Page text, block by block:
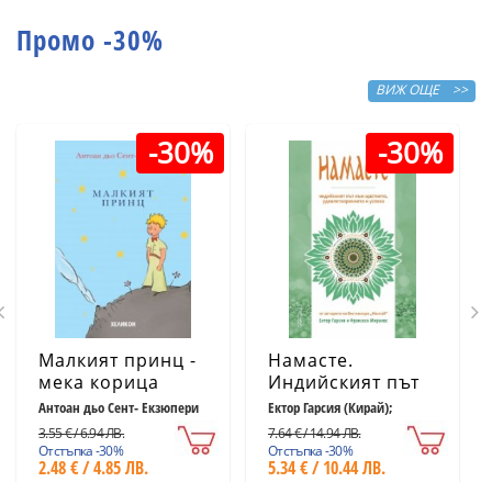
Промо -30%
ВИЖ ОЩЕ >>
-30%
Малкият принц -
мека корица
светлосиня
Антоан дьо Сент- Екзюпери
3.55 € / 6.94 ЛВ.
Отстъпка -30%
2.48 € / 4.85 ЛВ.
-30%
Намасте.
Индийският път
към щастието,
удовлетворението
и успеха
Ектор Гарсия (Кирай);
7.64 € / 14.94 ЛВ.
Отстъпка -30%
5.34 € / 10.44 ЛВ.